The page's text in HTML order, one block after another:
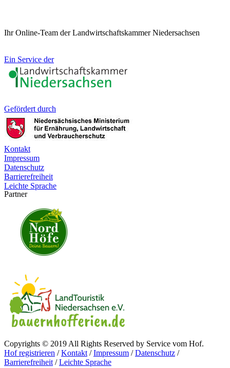
Ihr Online-Team der Landwirtschaftskammer Niedersachsen
Ein Service der
Gefördert durch
Kontakt
Impressum
Datenschutz
Barrierefreiheit
Leichte Sprache
Partner
Copyrights © 2019 All Rights Reserved by Service vom Hof.
Hof registrieren /Kontakt /Impressum /Datenschutz /
Barrierefreiheit /Leichte Sprache